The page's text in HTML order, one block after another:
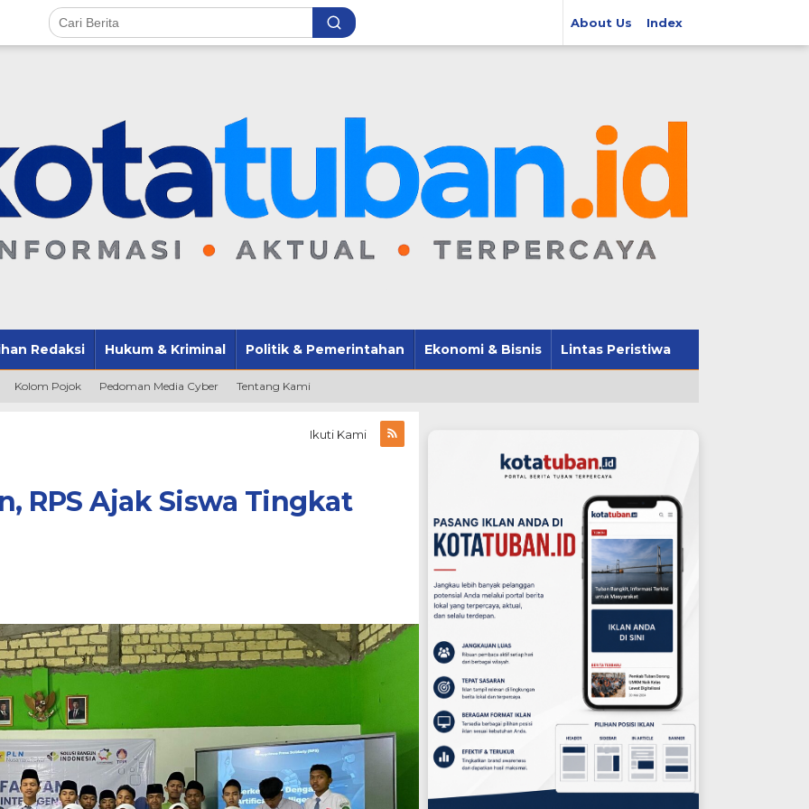
About Us Index
Redaksi Hukum & Kriminal Politik & Pemerintahan Ekonomi & Bisnis Lintas Peristiwa
Kolom Pojok Pedoman Media Cyber Tentang Kami
Ikuti Kami
RPS Ajak Siswa Tingkat